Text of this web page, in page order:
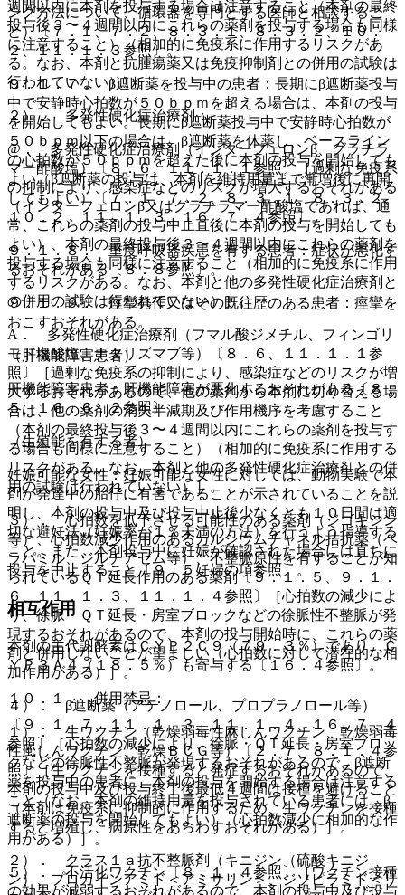
週間以内に本剤を投与する場合は注意すること（本剤の最終
投与後３〜４週間以内にこれらの薬剤を投与する場合も同様
に注意すること）（相加的に免疫系に作用するリスクがあ
る。なお、本剤と抗腫瘍薬又は免疫抑制剤との併用の試験は
行われていない）］。
２）． 多発性硬化症治療剤：
@． 多発性硬化症治療剤（インターフェロンβ、グラチラ
マー酢酸塩）〔８．６、１１．１．１参照〕［過剰な免疫系
の抑制により、感染症などのリスクが増大するおそれがある
（インターフェロンβ又はグラチラマー酢酸塩であれば、通
常、これらの薬剤の投与中止直後に本剤の投与を開始しても
よい）、本剤の最終投与後３〜４週間以内にこれらの薬剤を
投与する場合も同様に注意すること（相加的に免疫系に作用
するリスクがある。なお、本剤と他の多発性硬化症治療剤と
の併用の試験は行われていない）］。
A． 多発性硬化症治療剤（フマル酸ジメチル、フィンゴリ
モド塩酸塩、ナタリズマブ等）〔８．６、１１．１．１参
照〕［過剰な免疫系の抑制により、感染症などのリスクが増
大するおそれがあるので、他の薬剤から本剤に切り替える場
合は、他の薬剤の消失半減期及び作用機序を考慮すること
（本剤の最終投与後３〜４週間以内にこれらの薬剤を投与す
る場合も同様に注意すること）（相加的に免疫系に作用する
リスクがある。なお、本剤と他の多発性硬化症治療剤との併
用の試験は行われていない）］。
３）． 心拍数を低下させる可能性のある薬剤（ジゴキシン
等）、心拍数減少作用のあるカルシウムチャネル拮抗薬（ベ
ラパミル、ジルチアゼム等）、不整脈原性を有することが知
られているＱＴ延長作用のある薬剤〔９．１．５、９．１．
６、１１．１．３、１１．１．４参照〕［心拍数の減少によ
り、徐脈・ＱＴ延長・房室ブロックなどの徐脈性不整脈が発
現するおそれがあるので、本剤の投与開始時に、これらの薬
剤と併用しないことが望ましい（心拍数に対して潜在的な相
加作用がある）］。
４）． β遮断薬（アテノロール、プロプラノロール等）
〔９．１．７、１１．１．３、１１．１．４、１６．７．４
参照〕［心拍数の減少により、徐脈・ＱＴ延長・房室ブロッ
クなどの徐脈性不整脈が発現するおそれがあるので、β遮断
薬を投与中の患者に、本剤の投与を開始する場合は注意する
こと（なお、本剤の維持用量を投与されている患者には、β
遮断薬の投与を開始してもよい）（心拍数減少に相加的な作
用がある）］。
５）． 不活化ワクチン〔８．１．４参照〕［ワクチン接種
の効果が減弱するおそれがあるので、本剤の投与中及び投与
ング方法について、循環器を専門とする医師と相談するこ
と）〔７．１、７．２、８．３．１、８．３．２、１０．
２、１１．１．３参照〕。
９．１．７． β遮断薬を投与中の患者：長期にβ遮断薬投与
中で安静時心拍数が５０ｂｐｍを超える場合は、本剤の投与
を開始してもよい。長期にβ遮断薬投与中で安静時心拍数が
５０ｂｐｍ以下の場合は、β遮断薬を休薬し、ベースライン
の心拍数が５０ｂｐｍを超えた後に本剤の投与を開始しても
よい（β遮断薬の投与は、本剤を維持用量まで漸増後に再開
してもよい）〔７．１、７．２、８．３．１、８．３．２、
１０．２、１１．１．３、１６．７．４参照〕。
９．１．８． 重度呼吸器疾患を有する患者：症状が悪化す
るおそれがある〔８．８参照〕。
９．１．９． 痙攣発作又はその既往歴のある患者：痙攣を
おこすおそれがある。
（肝機能障害患者）
肝機能障害患者：肝機能障害が悪化するおそれがある〔８．
５、１６．６．２参照〕。
（生殖能を有する者）
妊娠可能な女性：妊娠可能な女性に対しては、動物実験で本
剤が発達中の胎仔に有害であることが示されていることを説
明し、本剤の投与中及び投与中止後少なくとも１０日間は適
切な避妊法（妊娠率が１％未満の方法）を行うよう指導する
こと。また、本剤投与中に妊娠が確認された場合には直ちに
投与を中止すること〔９．５妊婦の項参照〕。
相互作用
本剤の主代謝酵素はＣＹＰ２Ｃ９（７９．３％）であり、Ｃ
ＹＰ３Ａ４（１８．５％）も寄与する〔１６．４参照〕。
１０．１． 併用禁忌：
１）． 生ワクチン（乾燥弱毒性麻しんワクチン、乾燥弱毒
性風しんワクチン、乾燥ＢＣＧ等）〔２．７、８．１．４参
照〕［生ワクチンを接種すると発症するおそれがあるので、
本剤の投与中及び投与終了後最低４週間は接種を避けること
（本剤は免疫系に抑制的に作用するため、生ワクチンを接種
すると増殖し、病原性をあらわすおそれがある）］。
２）． クラス１ａ抗不整脈剤（キニジン（硫酸キニジ
ン）、プロカインアミド＜アミサリン＞、ジソピラミド＜リ